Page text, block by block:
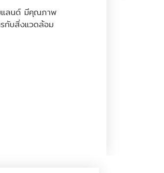
แลนด์ มีคุณภาพ
กับสิ่งแวดล้อม